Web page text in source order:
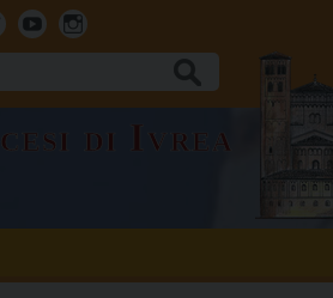
YoutubeInstagram
di Ivrea